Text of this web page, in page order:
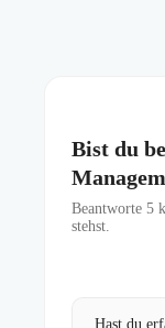
Bist du
Beantworte 5
stehst.
Hast du